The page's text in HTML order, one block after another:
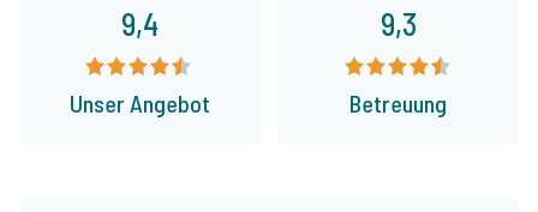
9,4
Unser Angebot
9,3
Betreuung